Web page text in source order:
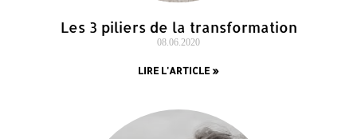
Les 3 piliers de la transformation
08.06.2020
LIRE L'ARTICLE »